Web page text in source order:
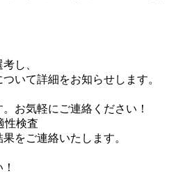
し、
いて詳細をお知らせします。
お気軽にご連絡ください！
性検査
をご連絡いたします。